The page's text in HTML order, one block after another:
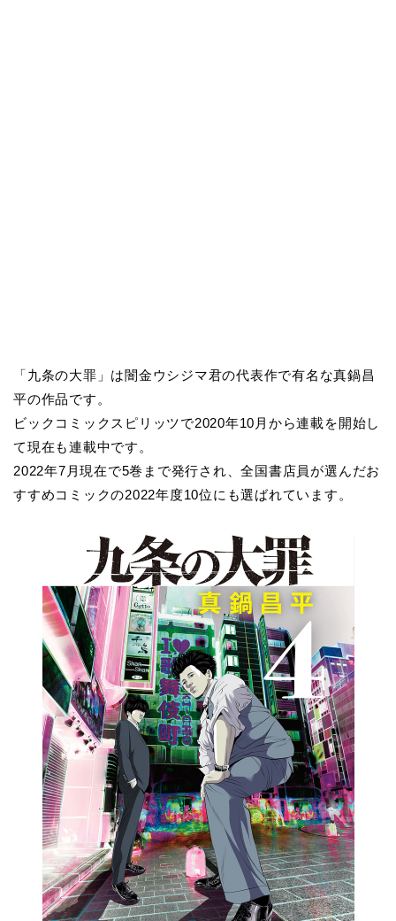
「九条の大罪」は闇金ウシジマ君の代表作で有名な真鍋昌
平の作品です。
ビックコミックスピリッツで2020年10月から連載を開始し
て現在も連載中です。
2022年7月現在で5巻まで発行され、全国書店員が選んだお
すすめコミックの2022年度10位にも選ばれています。